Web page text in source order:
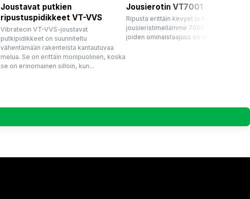
Joustavat putkien
ripustuspidikkeet VT-VVS
Vibratecin VT-VVS-joustavat
putkipidikkeet on suunniteltu
vähentämään rakenteista kantautuvaa
melua. Se on erittäin monipuolinen, koska
se on erinomainen silloin, kun...
Jousierotin VT7001
Ripusta erittäin kevyet ja herkät laitteet
jousieristimellämme 7001. Sarja
joiden ominaistaajuus on lähes vakio...